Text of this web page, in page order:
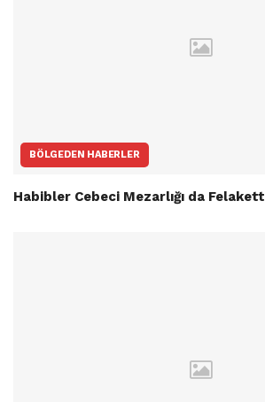
BÖLGEDEN HABERLER
Habibler Cebeci Mezarlığı da